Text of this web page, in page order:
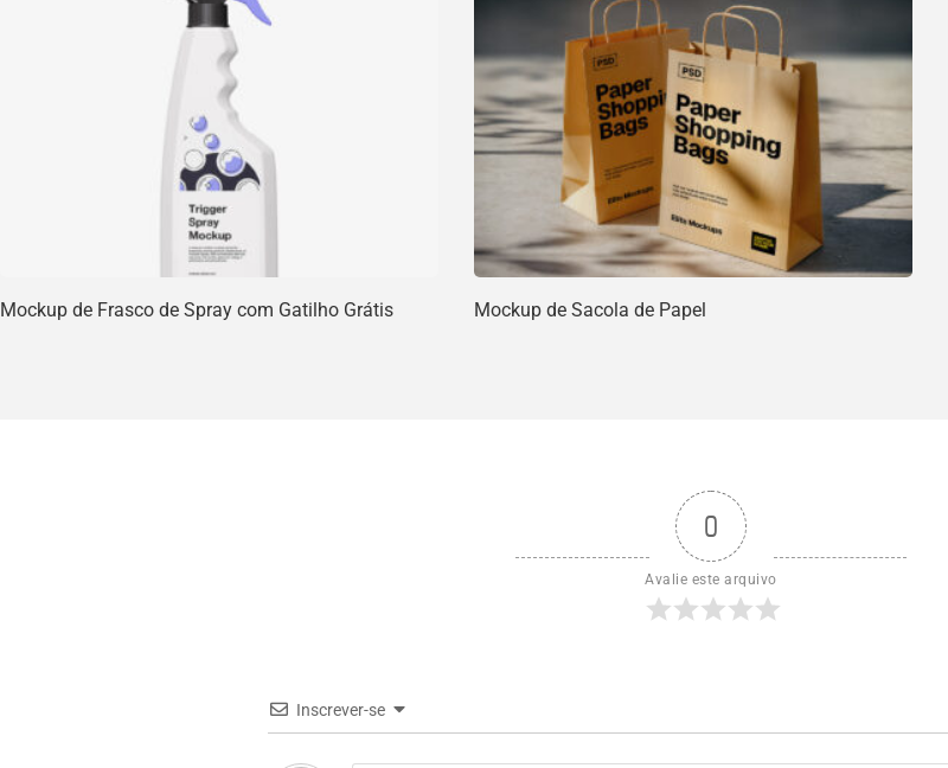
Mockup de Frasco de Spray com Gatilho Grátis Mockup de Sacola de Papel
0
Avalie este arquivo
Inscrever-se